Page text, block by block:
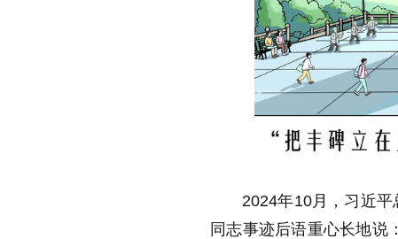
2024年10月，习近
同志事迹后语重心长地说